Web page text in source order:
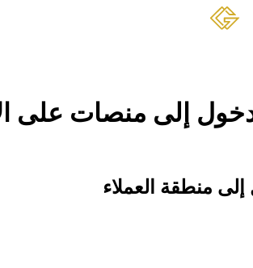
إلى منصات على
منطقة العملاء